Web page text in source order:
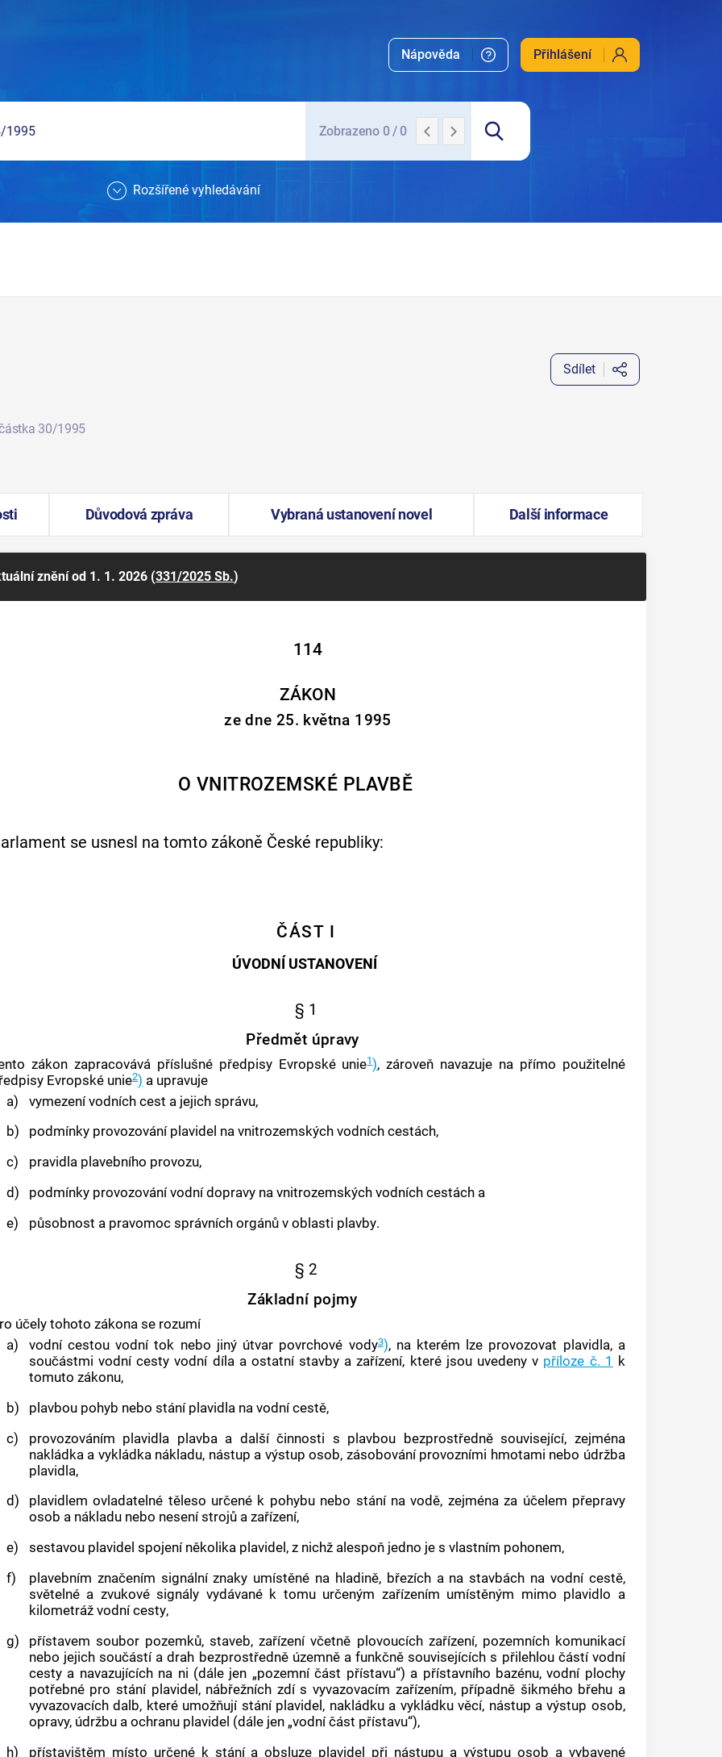
Nápověda Přihlášení
Zobrazeno 0 / 0
Rozšířené vyhledávání
30/1995
Sdílet
Důvodová zpráva Vybraná ustanovení novel Další informace
zněníod 1. 1. 2026 (331/2025 Sb.)
114
ZÁKON
ze dne 25. května 1995
O VNITROZEMSKÉ PLAVBĚ
se usnesl na tomto zákoně České republiky:
ČÁST I
ÚVODNÍ USTANOVENÍ
§ 1
Předmět úpravy
zákon zapracovává příslušné předpisy Evropské unie1), zároveň navazuje na přímo použitelné
Evropské unie2) a upravuje
a)
vymezenívodních cest a jejich správu,
b)
podmínky provozování plavidel na vnitrozemských vodních cestách,
c)
pravidla plavebního provozu,
d)
podmínky provozování vodní dopravy na vnitrozemských vodních cestácha
e)
působnost a pravomoc správních orgánů v oblasti plavby.
§ 2
Základní pojmy
účely tohoto zákona se rozumí
a)
vodní cestou vodní tok nebo jiný útvar povrchové vody3), na kterém lze provozovat plavidla, a
součástmi vodní cesty vodní díla a ostatní stavby a zařízení, které jsou uvedeny v příloze č. 1 k
tomuto zákonu,
b)
plavboupohyb nebo stání plavidla na vodní cestě,
c)
provozováním plavidla plavba a další činnosti s plavbou bezprostředně související, zejména
nakládka a vykládka nákladu, nástup a výstup osob, zásobování provozními hmotami nebo údržba
plavidla,
d)
plavidlem ovladatelné těleso určené k pohybu nebo stání na vodě, zejména za účelem přepravy
osob a nákladu nebo nesení strojů a zařízení,
e)
sestavou plavidel spojení několika plavidel , z nichž alespoň jedno je s vlastním pohonem,
f)
plavebním značením signální znaky umístěné na hladině, březích a na stavbách navodní cestě,
světelné a zvukové signály vydávané k tomu určeným zařízením umístěným mimo plavidlo a
kilometráž vodní cesty,
g)
přístavem soubor pozemků, staveb, zařízení včetně plovoucích zařízení, pozemních komunikací
nebo jejich součástí a drah bezprostředně územně a funkčně souvisejících s přilehlou částí vodní
cestya navazujících na ni (dále jen „pozemní část přístavu“) a přístavního bazénu, vodní plochy
potřebné pro stání plavidel, nábřežních zdí s vyvazovacím zařízením, případně šikmého břehu a
vyvazovacích dalb, které umožňují stání plavidel, nakládku a vykládku věcí, nástup a výstup osob,
opravy, údržbu a ochranu plavidel (dále jen „vodní část přístavu“),
h)
přístavištěm místo určené k stání a obsluze plavidel při nástupu a výstupu osob a vybavené